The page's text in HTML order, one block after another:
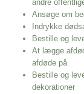
andre
Ansøge om
Indrykke
Bestille og
At lægge
afdøde på
Bestille og
dekorationer